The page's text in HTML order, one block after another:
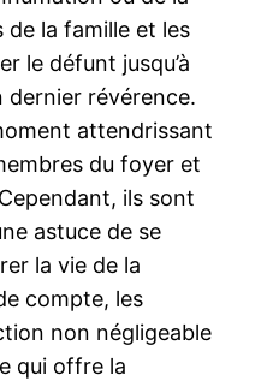
de la famille et les
le défunt jusqu’à
dernier révérence.
attendrissant
du foyer et
ils sont
astuce de se
la vie de la
compte, les
non négligeable
qui offre la